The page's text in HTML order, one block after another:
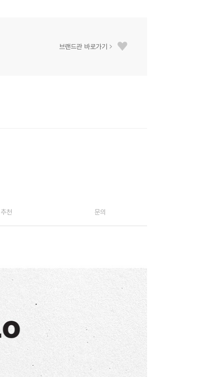
브랜드관 바로가기
추천 문의